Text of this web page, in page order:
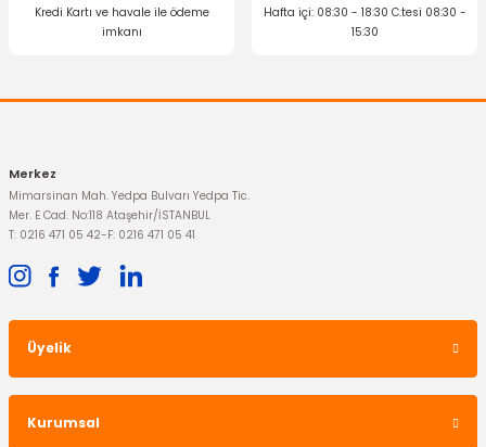
Ön Fren Balatası Transit V184
Kredi Kartı ve havale ile ödeme
imkanı
Hafta içi: 08:30 - 18:30 C.tesi 08:30 -
15:30
Merkez
Mimarsinan Mah. Yedpa Bulvarı Yedpa Tic.
Mer. E Cad. No:118 Ataşehir/İSTANBUL
T: 0216 471 05 42-F: 0216 471 05 41
Üyelik
Kurumsal